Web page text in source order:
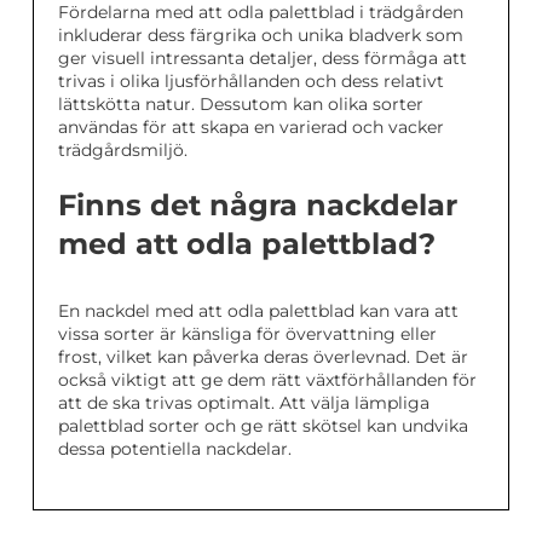
Fördelarna med att odla palettblad i trädgården
inkluderar dess färgrika och unika bladverk som
ger visuell intressanta detaljer, dess förmåga att
trivas i olika ljusförhållanden och dess relativt
lättskötta natur. Dessutom kan olika sorter
användas för att skapa en varierad och vacker
trädgårdsmiljö.
Finns det några nackdelar
med att odla palettblad?
En nackdel med att odla palettblad kan vara att
vissa sorter är känsliga för övervattning eller
frost, vilket kan påverka deras överlevnad. Det är
också viktigt att ge dem rätt växtförhållanden för
att de ska trivas optimalt. Att välja lämpliga
palettblad sorter och ge rätt skötsel kan undvika
dessa potentiella nackdelar.